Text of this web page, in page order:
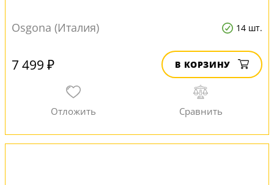
Osgona (Италия) 14 шт.
7 499 ₽ В КОРЗИНУ